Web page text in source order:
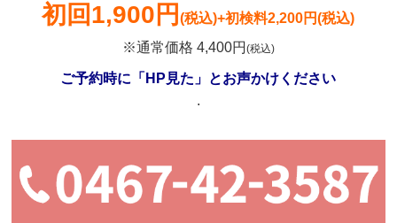
初回1,900円(税込)+初検料2,200円(税込)
※通常価格 4,400円 (税込)
ご予約時に「HP見た」とお声かけください
.